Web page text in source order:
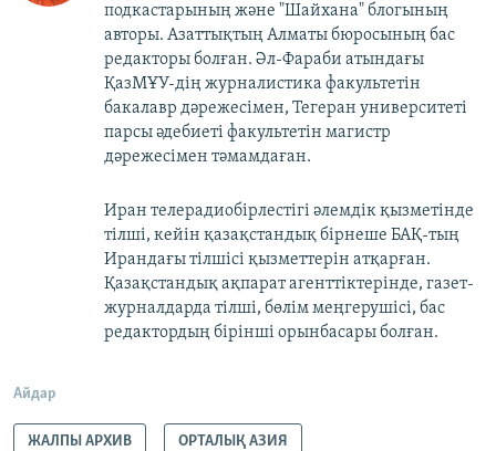
подкастарының және "Шайхана" блогының
авторы. Азаттықтың Алматы бюросының бас
редакторы болған. Әл-Фараби атындағы
ҚазМҰУ-дің журналистика факультетін
бакалавр дәрежесімен, Тегеран университеті
парсы әдебиеті факультетін магистр
дәрежесімен тәмамдаған.
Иран телерадиобірлестігі әлемдік қызметінде
тілші, кейін қазақстандық бірнеше БАҚ-тың
Ирандағы тілшісі қызметтерін атқарған.
Қазақстандық ақпарат агенттіктерінде, газет-
журналдарда тілші, бөлім меңгерушісі, бас
редактордың бірінші орынбасары болған.
Айдар
ЖАЛПЫ АРХИВ ОРТАЛЫҚ АЗИЯ